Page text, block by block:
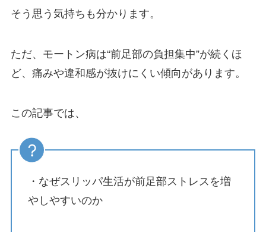
そう思う気持ちも分かります。
ただ、モートン病は“前足部の負担集中”が続くほ
ど、痛みや違和感が抜けにくい傾向があります。
この記事では、
・なぜスリッパ生活が前足部ストレスを増
やしやすいのか